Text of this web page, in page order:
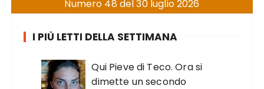
Numero 48 del 30 luglio 2026
I PIÙ LETTI DELLA SETTIMANA
Qui Pieve di Teco. Ora si
dimette un secondo